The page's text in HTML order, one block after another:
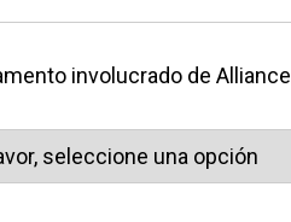
involucrado de Alliance